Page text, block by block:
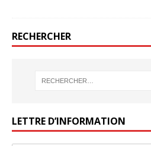
RECHERCHER
LETTRE D’INFORMATION